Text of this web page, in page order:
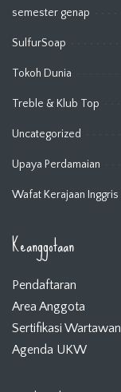
semester genap
SulfurSoap
Tokoh Dunia
Treble & Klub Top
Uncategorized
Upaya Perdamaian
Wafat Kerajaan Inggris
Keanggotaan
Pendaftaran
Area Anggota
Sertifikasi Wartawan
Agenda UKW